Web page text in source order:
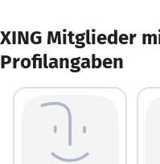
XING Mitglieder
Profilangaben